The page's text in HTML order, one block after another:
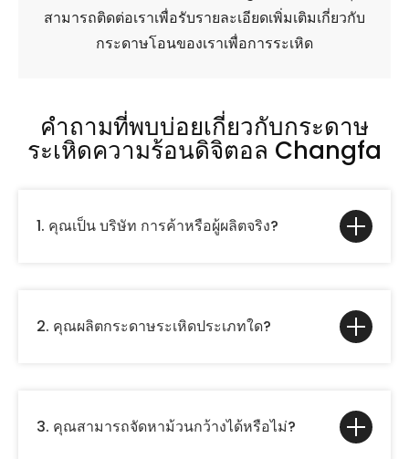
สามารถติดต่อเราเพื่อรับรายละเอียดเพิ่มเติมเกี่ยวกับ
กระดาษโอนของเราเพื่อการระเหิด
คำถามที่พบบ่อยเกี่ยวกับกระดาษ
ระเหิดความร้อนดิจิตอล Changfa
1. คุณเป็น บริษัท การค้าหรือผู้ผลิตจริง?
2. คุณผลิตกระดาษระเหิดประเภทใด?
3. คุณสามารถจัดหาม้วนกว้างได้หรือไม่?